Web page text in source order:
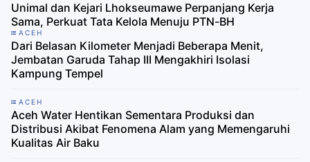
Unimal dan Kejari Lhokseumawe Perpanjang Kerja
Sama, Perkuat Tata Kelola Menuju PTN-BH
ACEH
Dari Belasan Kilometer Menjadi Beberapa Menit,
Jembatan Garuda Tahap III Mengakhiri Isolasi
Kampung Tempel
ACEH
Aceh Water Hentikan Sementara Produksi dan
Distribusi Akibat Fenomena Alam yang Memengaruhi
Kualitas Air Baku